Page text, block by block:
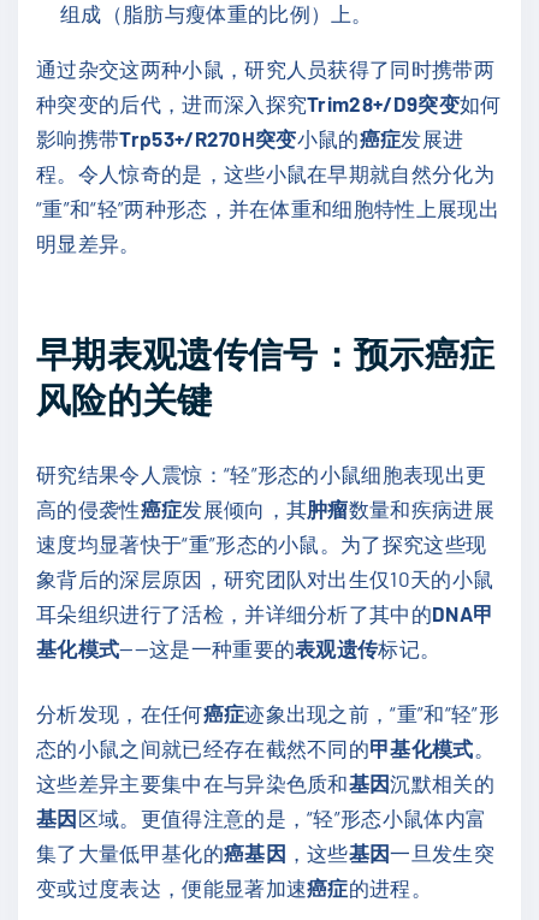
组成（脂肪与瘦体重的比例）上。
通过杂交这两种小鼠，研究人员获得了同时携带两
种突变的后代，进而深入探究Trim28+/D9突变如何
影响携带Trp53+/R270H突变小鼠的癌症发展进
程。令人惊奇的是，这些小鼠在早期就自然分化为
“重”和“轻”两种形态，并在体重和细胞特性上展现出
明显差异。
早期表观遗传信号：预示癌症
风险的关键
研究结果令人震惊：“轻”形态的小鼠细胞表现出更
高的侵袭性癌症发展倾向，其肿瘤数量和疾病进展
速度均显著快于“重”形态的小鼠。为了探究这些现
象背后的深层原因，研究团队对出生仅10天的小鼠
耳朵组织进行了活检，并详细分析了其中的DNA甲
基化模式——这是一种重要的表观遗传标记。
分析发现，在任何癌症迹象出现之前，“重”和“轻”形
态的小鼠之间就已经存在截然不同的甲基化模式。
这些差异主要集中在与异染色质和基因沉默相关的
基因区域。更值得注意的是，“轻”形态小鼠体内富
集了大量低甲基化的癌基因 ，这些基因一旦发生突
变或过度表达，便能显著加速癌症的进程。